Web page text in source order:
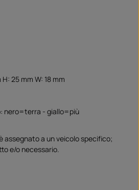
25 mm W: 18 mm
nero=terra - giallo=più
assegnato a un veicolo specifico;
e/o necessario.